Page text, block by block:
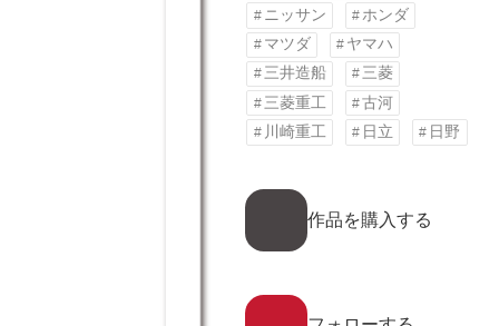
ニッサン
ホンダ
マツダ
ヤマハ
三井造船
三菱
三菱重工
古河
川崎重工
日立 日野
ア
コ
ン
ク
作品を購入する
ア